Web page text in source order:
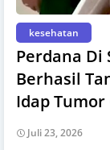
kesehatan
Perdana Di
Berhasil
Idap
Juli 23, 2026